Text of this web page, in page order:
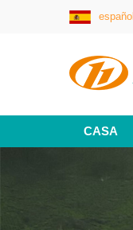
español
CASA